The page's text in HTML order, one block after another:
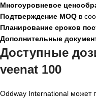
Многоуровневое
Подтверждение MOQ в
Планирование сроков
Дополнительные
Доступные
veenat 100
Oddway International может